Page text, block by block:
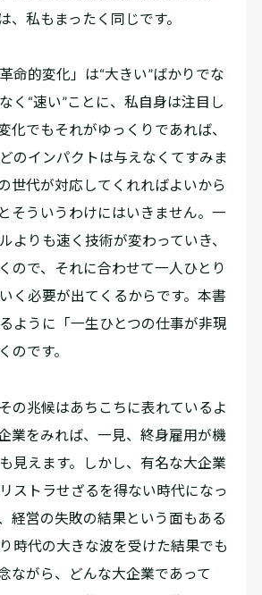
、私もまったく同じです。
命的変化」は“大きい”ばかりでな
く“速い”ことに、私自身は注目し
化でもそれがゆっくりであれば、
のインパクトは与えなくてすみま
世代が対応してくれればよいから
そういうわけにはいきません。一
よりも速く技術が変わっていき、
ので、それに合わせて一人ひとり
く必要が出てくるからです。本書
ように「一生ひとつの仕事が非現
のです。
の兆候はあちこちに表れているよ
業をみれば、一見、終身雇用が機
見えます。しかし、有名な大企業
ストラせざるを得ない時代になっ
経営の失敗の結果という面もある
時代の大きな波を受けた結果でも
ながら、どんな大企業であって